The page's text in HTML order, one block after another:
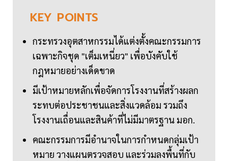
KEY POINTS
กระทรวงอุตสาหกรรมได้แต่งตั้งคณะกรรมการ
เฉพาะกิจชุด "เต็มเหนี่ยว" เพื่อบังคับใช้
กฎหมายอย่างเด็ดขาด
มีเป้าหมายหลักเพื่อจัดการโรงงานที่สร้างผลก
ระทบต่อประชาชนและสิ่งแวดล้อม รวมถึง
โรงงานเถื่อนและสินค้าที่ไม่มีมาตรฐาน มอก.
คณะกรรมการมีอำนาจในการกำหนดกลุ่มเป้า
หมาย วางแผนตรวจสอบ และร่วมลงพื้นที่กับ